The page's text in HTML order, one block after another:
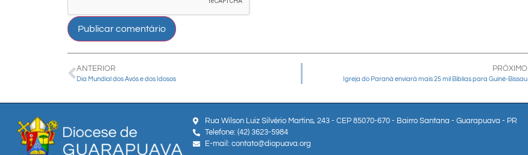
ANTERIOR
Dia Mundial dos Avós e dos Idosos
PRÓXIMO
Igreja do Paraná enviará mais 25 mil Bíblias para Guiné-Bissau
Rua Wilson Luiz Silvério Martins, 243 - CEP 85070-670 - Bairro Santana - Guarapuava - PR
Telefone: (42) 3623-5984
E-mail: contato@diopuava.org